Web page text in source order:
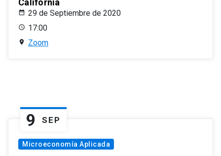
California
29 de Septiembre de 2020
17:00
Zoom
9 SEP
Microeconomía Aplicada